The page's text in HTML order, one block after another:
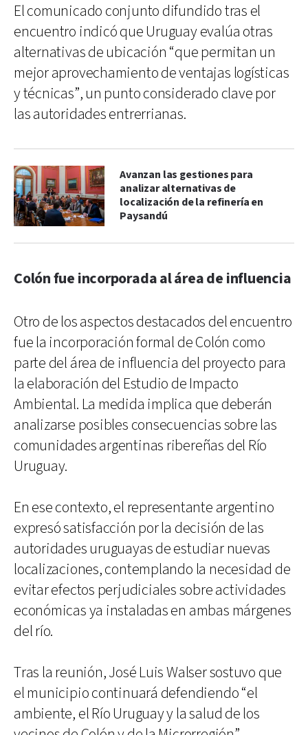
El comunicado conjunto difundido tras el
encuentro indicó que Uruguay evalúa otras
alternativas de ubicación “que permitan un
mejor aprovechamiento de ventajas logísticas
y técnicas”, un punto considerado clave por
las autoridades entrerrianas.
Avanzan las gestiones para
analizar alternativas de
localización de la refinería en
Paysandú
Colón fue incorporada al área de influencia
Otro de los aspectos destacados del encuentro
fue la incorporación formal de Colón como
parte del área de influencia del proyecto para
la elaboración del Estudio de Impacto
Ambiental. La medida implica que deberán
analizarse posibles consecuencias sobre las
comunidades argentinas ribereñas del Río
Uruguay.
En ese contexto, el representante argentino
expresó satisfacción por la decisión de las
autoridades uruguayas de estudiar nuevas
localizaciones, contemplando la necesidad de
evitar efectos perjudiciales sobre actividades
económicas ya instaladas en ambas márgenes
del río.
Tras la reunión, José Luis Walser sostuvo que
el municipio continuará defendiendo “el
ambiente, el Río Uruguay y la salud de los